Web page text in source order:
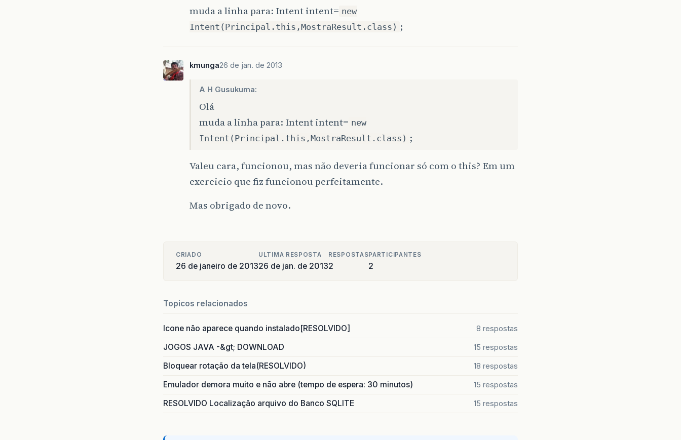
muda a linha para: Intent intent= new
Intent(Principal.this,MostraResult.class) ;
kmunga26 de jan. de 2013
A H Gusukuma:
Olá
muda a linha para: Intent intent= new
Intent(Principal.this,MostraResult.class) ;
Valeu cara, funcionou, mas não deveria funcionar só com o this? Em um
exercicio que fiz funcionou perfeitamente.
Mas obrigado de novo.
CRIADO
26 de janeiro de 2013
ULTIMA RESPOSTA
26 de jan. de 2013
RESPOSTAS
2
PARTICIPANTES
2
Topicos relacionados
Icone não aparece quando instalado[RESOLVIDO] 8 respostas
JOGOS JAVA -&gt; DOWNLOAD 15 respostas
Bloquear rotação da tela(RESOLVIDO) 18 respostas
Emulador demora muito e não abre (tempo de espera: 30 minutos) 15 respostas
RESOLVIDO Localização arquivo do Banco SQLITE 15 respostas